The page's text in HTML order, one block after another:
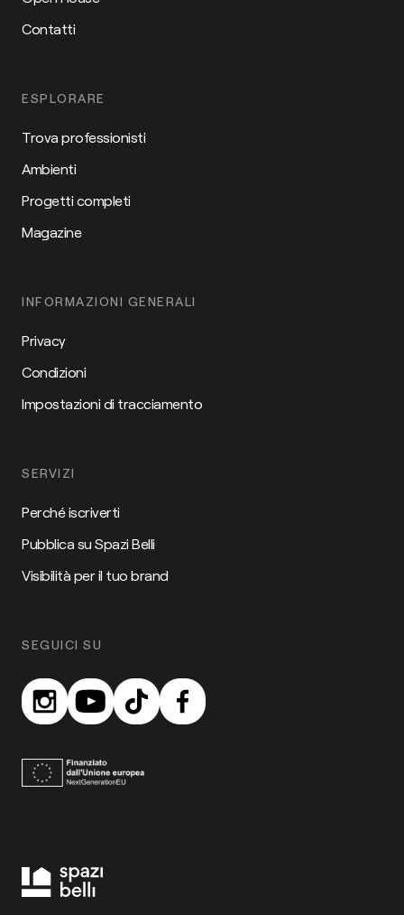
Contatti
ESPLORARE
Trova professionisti
Ambienti
Progetti completi
Magazine
INFORMAZIONI GENERALI
Privacy
Condizioni
Impostazioni di tracciamento
SERVIZI
Perché iscriverti
Pubblica su Spazi Belli
Visibilità per il tuo brand
SEGUICI SU